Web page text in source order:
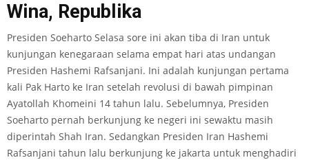
Wina, Republika
Presiden Soeharto Selasa sore ini akan tiba di Iran untuk
kunjungan kenegaraan selama empat hari atas undangan
Presiden Hashemi Rafsanjani. Ini adalah kunjungan pertama
kali Pak Harto ke Iran setelah revolusi di bawah pimpinan
Ayatollah Khomeini 14 tahun lalu. Sebelumnya, Presiden
Soeharto pernah berkunjung ke negeri ini sewaktu masih
diperintah Shah Iran. Sedangkan Presiden Iran Hashemi
Rafsanjani tahun lalu berkunjung ke jakarta untuk menghadiri